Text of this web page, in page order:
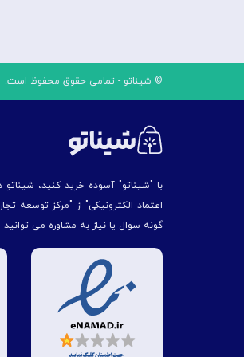
© شیناتو - تمامی حقوق محفوظ است.
با "شیناتو" آسوده خرید کنید،
اعتماد الکترونیکی" از "مركز توسعه
گونه سوال یا نیاز به مشاوره می